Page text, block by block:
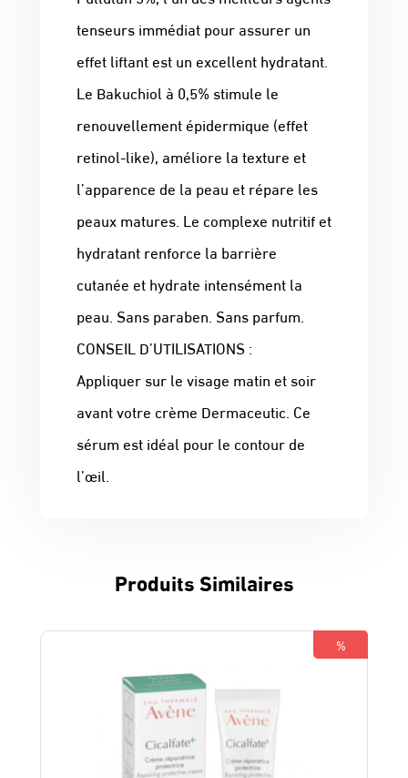
tenseurs immédiat pour assurer un
effet liftant est un excellent hydratant.
Le Bakuchiol à 0,5% stimule le
renouvellement épidermique (effet
retinol-like), améliore la texture et
l’apparence de la peau et répare les
peaux matures. Le complexe nutritif et
hydratant renforce la barrière
cutanée et hydrate intensément la
peau. Sans paraben. Sans parfum.
CONSEIL D’UTILISATIONS :
Appliquer sur le visage matin et soir
avant votre crème Dermaceutic. Ce
sérum est idéal pour le contour de
l’œil.
Produits Similaires
%